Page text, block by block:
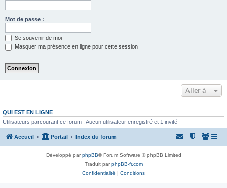
Mot de passe :
Se souvenir de moi
Masquer ma présence en ligne pour cette session
Aller à
QUI EST EN LIGNE
Utilisateurs parcourant ce forum : Aucun utilisateur enregistré et 1 invité
Accueil Portail Index du forum
Développé parphpBB® Forum Software © phpBB Limited
Traduit parphpBB-fr.com
Confidentialité | Conditions